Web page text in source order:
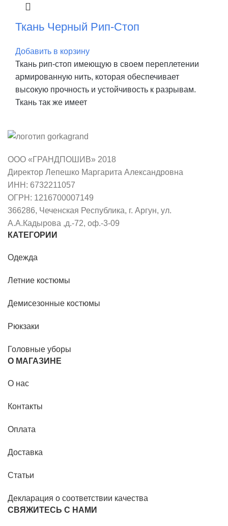
Ткань Черный Рип-Стоп
Добавить в корзину
Ткань рип-стоп имеющую в своем переплетении
армированную нить, которая обеспечивает
высокую прочность и устойчивость к разрывам.
Ткань так же имеет
ООО «ГРАНДПОШИВ» 2018
Директор Лепешко Маргарита Александровна
ИНН: 6732211057
ОГРН: 1216700007149
366286, Чеченская Республика, г. Аргун, ул.
А.А.Кадырова ,д.-72, оф.-3-09
КАТЕГОРИИ
Одежда
Летние костюмы
Демисезонные костюмы
Рюкзаки
Головные уборы
О МАГАЗИНЕ
О нас
Контакты
Оплата
Доставка
Статьи
Декларация о соответствии качества
СВЯЖИТЕСЬ С НАМИ